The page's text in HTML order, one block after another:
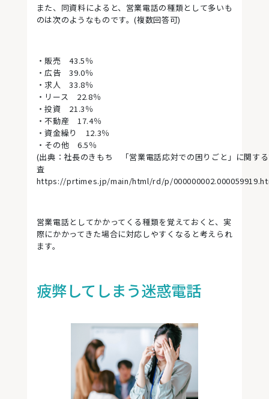
また、同資料によると、営業電話の種類として多いも
のは次のようなものです。(複数回答可)
・販売 43.5％
・広告 39.0％
・求人 33.8％
・リース 22.8％
・投資 21.3％
・不動産 17.4％
・資金繰り 12.3％
・その他 6.5％
(出典：社長のきもち 「営業電話応対での困りごと」に関す
査
https://prtimes.jp/main/html/rd/p/
営業電話としてかかってくる種類を覚えておくと、実
際にかかってきた場合に対応しやすくなると考えられ
ます。
疲弊してしまう迷惑電話